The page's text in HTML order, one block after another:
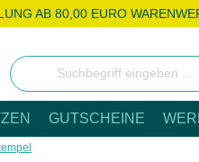
AB 80,00 EURO
GUTSCHEINE